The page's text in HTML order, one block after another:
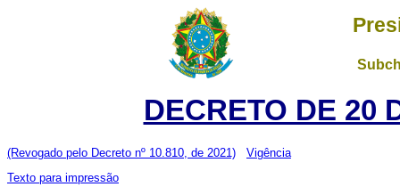
DECRETO DE 20
(Revogado pelo Decreto nº 10.810, de 2021)
Vigência
Texto para impressão